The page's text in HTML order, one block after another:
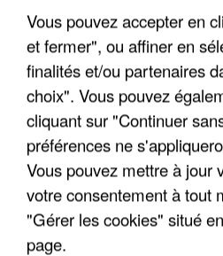
UNE TOURISTE DE L’OISE
COULÉE DE BOUE EN
Vous pouvez accepter en
et fermer", ou affiner en
finalités et/ou partenaires
choix". Vous pouvez
cliquant sur "Continuer
préférences ne
Vous pouvez mettre à jour
votre consentement à tout
"Gérer les cookies" situé
page.